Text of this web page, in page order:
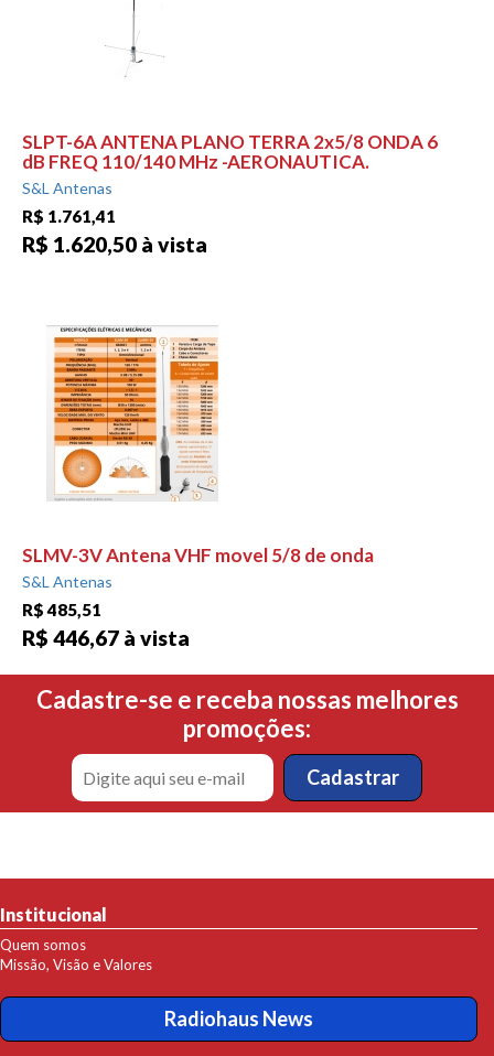
SLPT-6A ANTENA PLANO TERRA 2x5/8 ONDA 6
dB FREQ 110/140 MHz -AERONAUTICA.
S&L Antenas
R$ 1.761,41
R$ 1.620,50 à vista
SLMV-3V Antena VHF movel 5/8 de onda
S&L Antenas
R$ 485,51
R$ 446,67 à vista
Cadastre-se e receba nossas melhores
promoções:
Institucional
Quem somos
Missão, Visão e Valores
Radiohaus News